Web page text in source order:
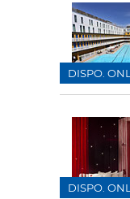
DISPO.
DISPO.